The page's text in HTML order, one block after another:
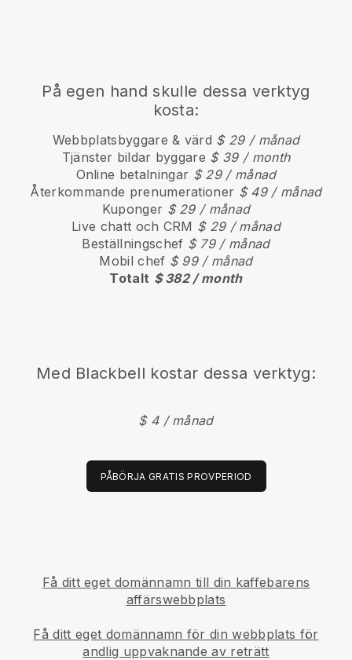
På egen hand skulle dessa verktyg
kosta:
Webbplatsbyggare & värd $ 29 / månad
Tjänster bildar byggare $ 39 / month
Online betalningar $ 29 / månad
Återkommande prenumerationer $ 49 / månad
Kuponger $ 29 / månad
Live chatt och CRM $ 29 / månad
Beställningschef $ 79 / månad
Mobil chef $ 99 / månad
Totalt $ 382 / month
Med Blackbell kostar dessa verktyg:
$ 4 / månad
PÅBÖRJA GRATIS PROVPERIOD
Få ditt eget domännamn till din kaffebarens
affärswebbplats
Få ditt eget domännamn för din webbplats för
andlig uppvaknande av reträtt